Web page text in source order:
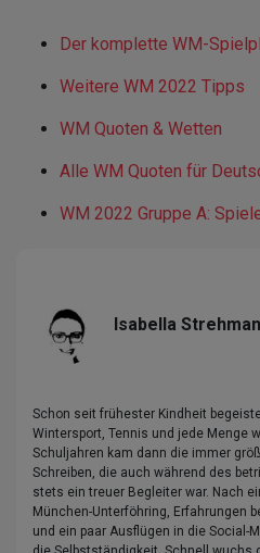
Der komplette WM-
Weitere WM 2022 Tipps
WM Quoten & Wetten
Alle WM Quoten für
WM 2022 Gruppe A:
Isabella
Schon seit frühester Kindheit
Wintersport, Tennis und jede Menge
Schuljahren kam dann die immer
Schreiben, die auch während des
stets ein treuer Begleiter war. Nach
München-Unterföhring, Erfahrungen
und ein paar Ausflügen in die Social-